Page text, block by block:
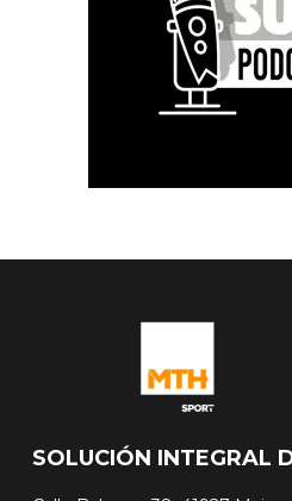
SOLUCIÓN INTEGRAL